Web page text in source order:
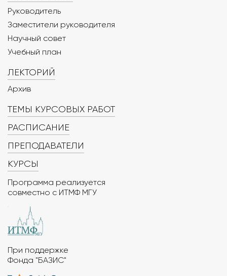
Руководитель
Заместители руководителя
Научный совет
Учебный план
ЛЕКТОРИЙ
Архив
ТЕМЫ КУРСОВЫХ РАБОТ
РАСПИСАНИЕ
ПРЕПОДАВАТЕЛИ
КУРСЫ
Программа реализуется
совместно с ИТМФ МГУ
При поддержке
Фонда "БАЗИС"